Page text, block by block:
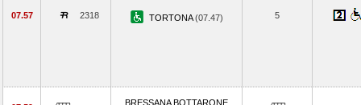
07.57 2318 TORTONA(07.47) 5
BRESSANA BOTTARONE